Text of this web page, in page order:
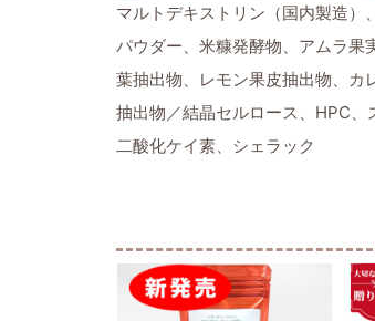
マルトデキストリン（国内製造）
パウダー、米糠発酵物、アムラ果
葉抽出物、レモン果皮抽出物、カ
抽出物／結晶セルロース、HPC、
二酸化ケイ素、シェラック